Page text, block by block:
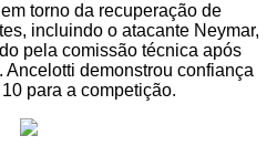
torno da recuperação de
incluindo o atacante Neymar,
pela comissão técnica após
demonstrou confiança
para a competição.